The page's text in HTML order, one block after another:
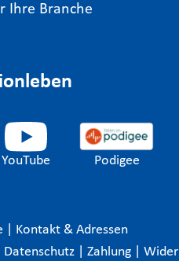
Ihre Branche
YouTube Podigee
Kontakt & Adressen
Datenschutz Zahlung